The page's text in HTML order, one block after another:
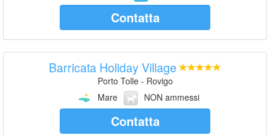
Contatta
Barricata Holiday Village
Porto Tolle - Rovigo
Mare
NON ammessi
Contatta